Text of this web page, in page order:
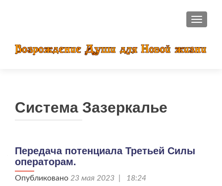
Система Зазеркалье
Передача потенциала Третьей Силы
операторам.
Опубликовано 23 мая 2023 | 18:24